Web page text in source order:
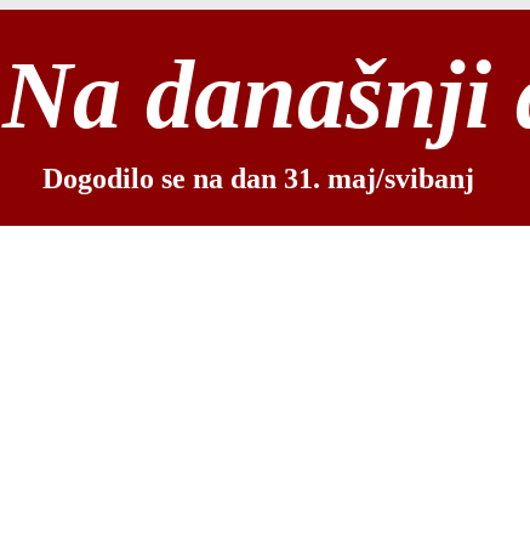
Na današnji
Dogodilo se na dan 31. maj/svibanj